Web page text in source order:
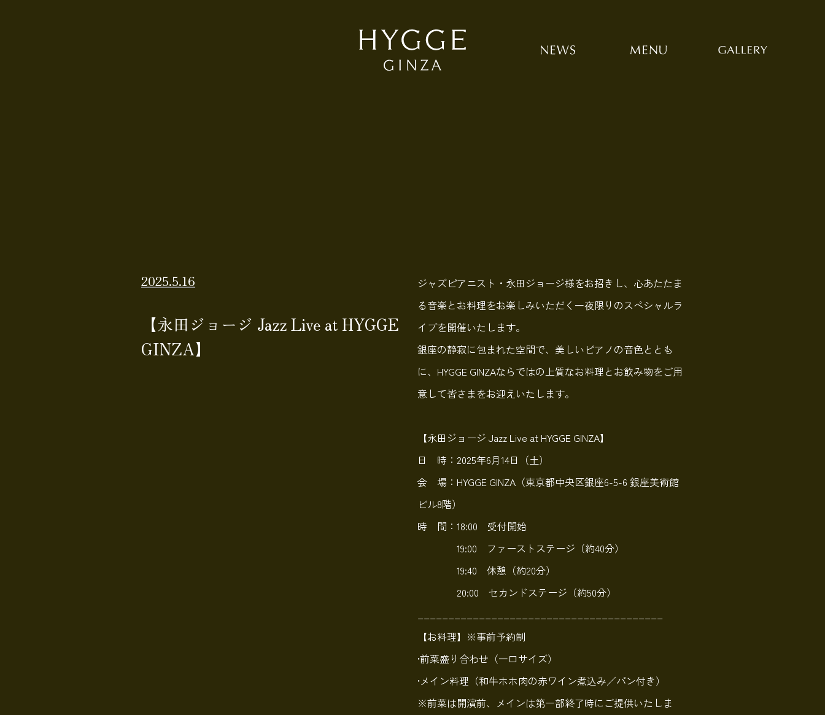
2025.5.16
【永田ジョージ Jazz Live at HYGGE
GINZA】
ジャズピアニスト・永田ジョージ様をお招きし、心あたたま
る音楽とお料理をお楽しみいただく一夜限りのスペシャルラ
イブを開催いたします。
銀座の静寂に包まれた空間で、美しいピアノの音色ととも
に、HYGGE GINZAならではの上質なお料理とお飲み物をご用
意して皆さまをお迎えいたします。
【永田ジョージ Jazz Live at HYGGE GINZA】
日 時：2025年6月14日（土）
会 場：HYGGE GINZA（東京都中央区銀座6-5-6 銀座美術館
ビル8階）
時 間：18:00 受付開始
19:00 ファーストステージ（約40分）
19:40 休憩（約20分）
20:00 セカンドステージ（約50分）
【お料理】※事前予約制
•前菜盛り合わせ（一口サイズ）
•メイン料理（和牛ホホ肉の赤ワイン煮込み／パン付き）
※前菜は開演前、メインは第一部終了時にご提供いたしま